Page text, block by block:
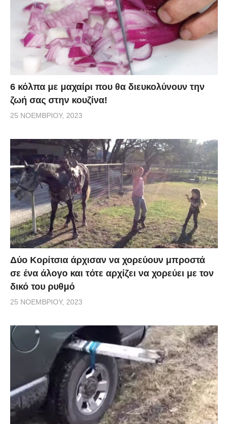
6 κόλπα με μαχαίρι που θα διευκολύνουν την
ζωή σας στην κουζίνα!
25 ΝΟΕΜΒΡΊΟΥ, 2023
Δύο Κορίτσια άρχισαν να χορεύουν μπροστά
σε ένα άλογο και τότε αρχίζει να χορεύει με τον
δικό του ρυθμό
25 ΝΟΕΜΒΡΊΟΥ, 2023